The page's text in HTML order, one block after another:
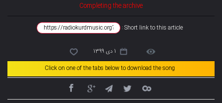
Completing the archive
Short link to this article :
1 دی 1399
Click on one of the tabs below to download the song